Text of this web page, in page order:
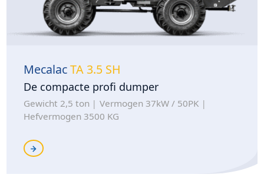
MecalacTA 3.5 SH
De compacte profi dumper
Gewicht 2,5 ton
Vermogen 37kW / 50PK
Hefvermogen 3500 KG